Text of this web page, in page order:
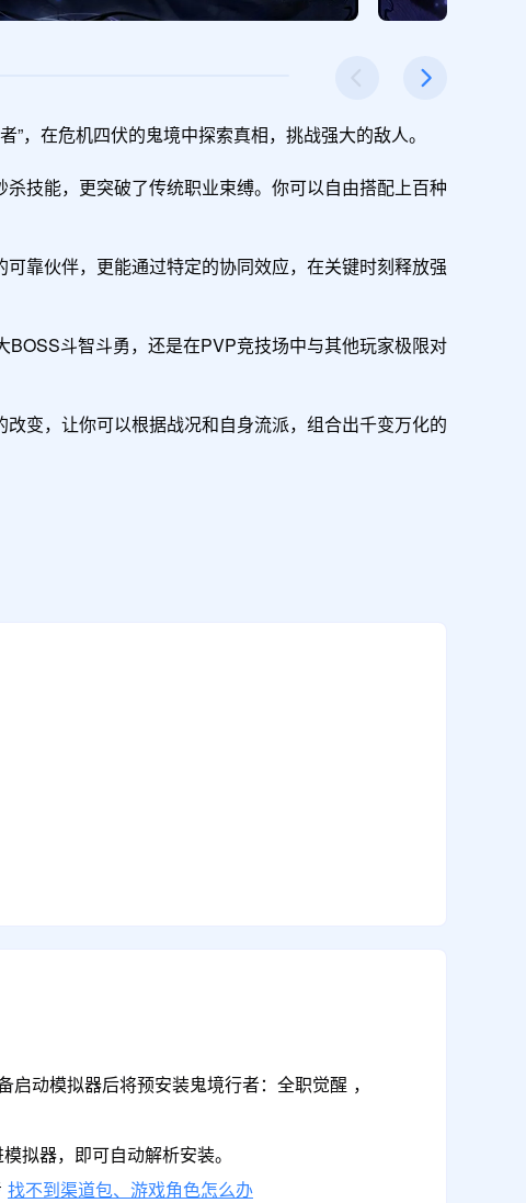
，在危机四伏的鬼境中探索真相，挑战强大的敌人。
技能​​，更突破了传统职业束缚。你可以自由搭配上百种
靠伙伴，更能通过特定的协同效应，在关键时刻释放强
斗智斗勇，还是在PVP竞技场中与其他玩家极限对
变，让你可以根据战况和自身流派，组合出千变万化的
动模拟器后将预安装鬼境行者：全职觉醒 ，
拟器，即可自动解析安装。
找不到渠道包、游戏角色怎么办